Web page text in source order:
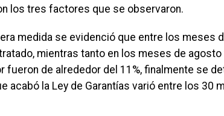
los tres factores que se observaron.
medida se evidenció que entre los meses
mientras tanto en los meses de
fueron de alrededor del 11%, finalmente se
acabó la Ley de Garantías varió entre los 30